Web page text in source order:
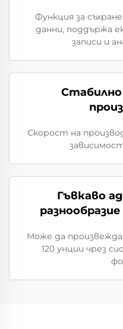
Функция за
данни, поддържа
записи и
Скорост на
Гъвкаво
Може да
120 унции чрез